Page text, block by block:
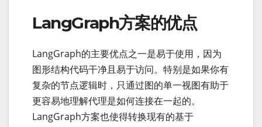
LangGraph方案的优点
LangGraph的主要优点之一是易于使用，因为
图形结构代码干净且易于访问。特别是如果你有
复杂的节点逻辑时，只通过图的单一视图有助于
更容易地理解代理是如何连接在一起的。
LangGraph方案也使得转换现有的基于